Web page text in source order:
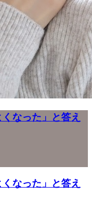
なった」と答え
なった」と答え